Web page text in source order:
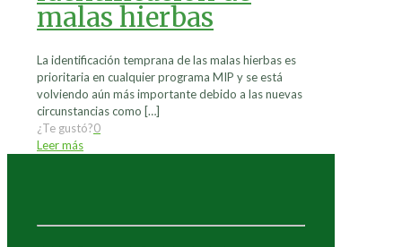
malas hierbas
La identificación temprana de las malas hierbas es
prioritaria en cualquier programa MIP y se está
volviendo aún más importante debido a las nuevas
circunstancias como […]
¿Te gustó?0
Leer más